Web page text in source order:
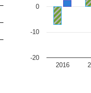
2016
-20
-10
0